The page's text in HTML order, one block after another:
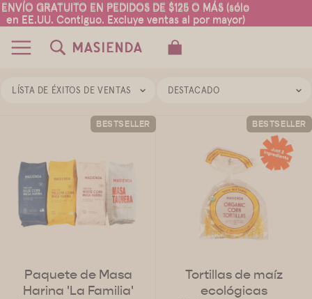
ENVÍO GRATUITO EN PEDIDOS DE $125 O MÁS (sólo
en EE.UU. Contiguo. Excluye ventas al por mayor)
ENVÍO GRATUITO EN PEDIDOS DE $125 O MÁS (sólo
en EE.UU. Contiguo. Excluye ventas al por mayor)
LÍSTA DE ÉXITOS DE VENTAS DESTACADO
BESTSELLER
Paquete de Masa
Harina 'La Familia'
BESTSELLER
Tortillas de maíz
ecológicas